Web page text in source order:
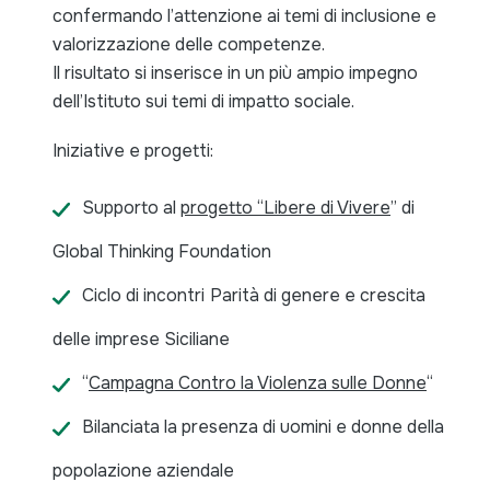
confermando l’attenzione ai temi di inclusione e
valorizzazione delle competenze.
Il risultato si inserisce in un più ampio impegno
dell’Istituto sui temi di impatto sociale.
Iniziative e progetti:
Supporto al progetto “Libere di Vivere” di
Global Thinking Foundation
Ciclo di incontri Parità di genere e crescita
delle imprese Siciliane
“Campagna Contro la Violenza sulle Donne“
Bilanciata la presenza di uomini e donne della
popolazione aziendale